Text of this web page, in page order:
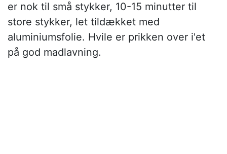
er nok til små stykker, 10-15 minutter til
store stykker, let tildækket med
aluminiumsfolie. Hvile er prikken over i'et
på god madlavning.